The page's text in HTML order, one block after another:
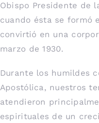
Obispo Presidente de
cuando ésta se formó
convirtió en una
marzo de 1930.
Durante los humildes
Apostólica, nuestros
atendieron
espirituales de un